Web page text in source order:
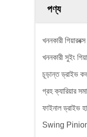
পণ্য
খননকারী গিয়ারবক্স
খননকারী সুইং
চূড়ান্ত ড্রাইভ
গ্রহ ক্যারিয়ার
ফাইনাল ড্রাইভ
Swing